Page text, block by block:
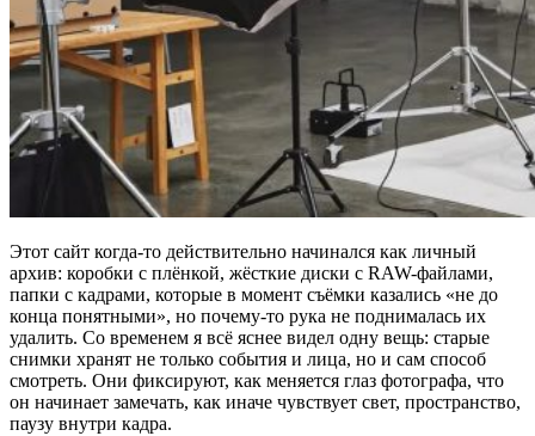
Этот сайт когда-то действительно начинался как личный
архив: коробки с плёнкой, жёсткие диски с RAW-файлами,
папки с кадрами, которые в момент съёмки казались «не до
конца понятными», но почему-то рука не поднималась их
удалить. Со временем я всё яснее видел одну вещь: старые
снимки хранят не только события и лица, но и сам способ
смотреть. Они фиксируют, как меняется глаз фотографа, что
он начинает замечать, как иначе чувствует свет, пространство,
паузу внутри кадра.